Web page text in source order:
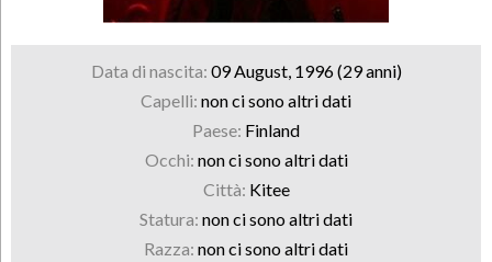
Data di nascita: 09 August, 1996 (29 anni)
Capelli: non ci sono altri dati
Paese: Finland
Occhi: non ci sono altri dati
Città: Kitee
Statura: non ci sono altri dati
Razza: non ci sono altri dati